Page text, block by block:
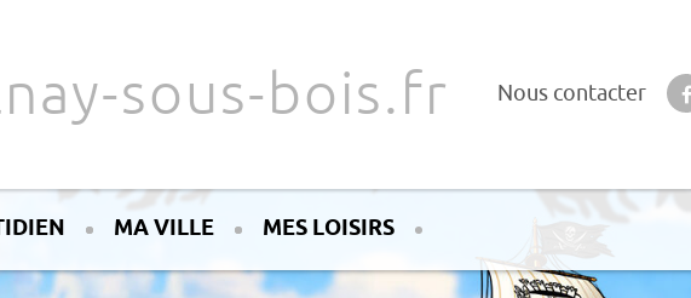
sous-bois.fr Nous contacter
MA VILLE MES LOISIRS